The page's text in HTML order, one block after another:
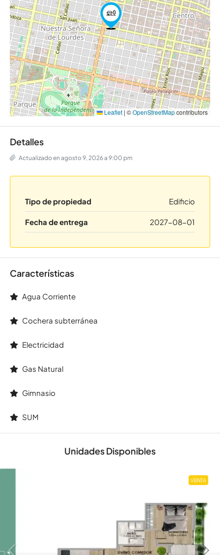
Leaflet | ©OpenStreetMapcontributors
Detalles
Actualizado en agosto 9, 2026 a 9:00 pm
Tipo de propiedad Edificio
Fecha de entrega 2027-08-01
Características
Agua Corriente
Cochera subterránea
Electricidad
Gas Natural
Gimnasio
SUM
Unidades Disponibles
VENTA